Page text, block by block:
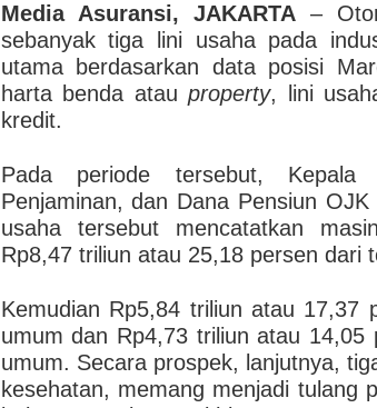
Media Asuransi, JAKARTA –
sebanyak tiga lini usaha pada
utama berdasarkan data posisi
harta benda atauproperty, lini
kredit.
Pada periode tersebut, Kepala
Penjaminan, dan Dana Pensiun
usaha tersebut mencatatkan
Rp8,47 triliun atau 25,18 persen dari
Kemudian Rp5,84 triliun atau 17,37
umum dan Rp4,73 triliun atau
umum. Secara prospek, lanjutnya,
kesehatan, memang menjadi tulang